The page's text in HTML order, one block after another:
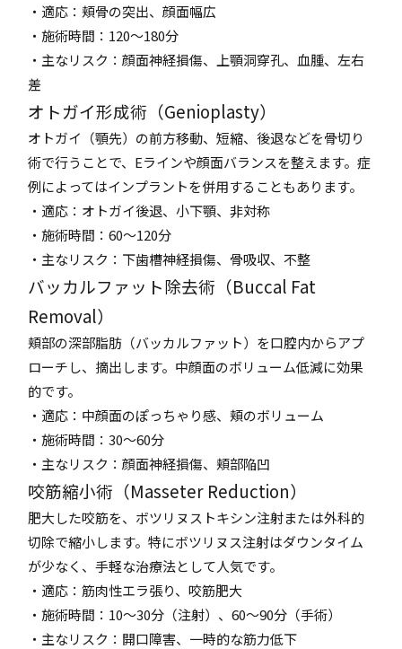
・適応：頬骨の突出、顔面幅広
・施術時間：120～180分
・主なリスク：顔面神経損傷、上顎洞穿孔、血腫、左右
差
オトガイ形成術（Genioplasty）
オトガイ（顎先）の前方移動、短縮、後退などを骨切り
術で行うことで、Eラインや顔面バランスを整えます。症
例によってはインプラントを併用することもあります。
・適応：オトガイ後退、小下顎、非対称
・施術時間：60～120分
・主なリスク：下歯槽神経損傷、骨吸収、不整
バッカルファット除去術（Buccal Fat
Removal）
頬部の深部脂肪（バッカルファット）を口腔内からアプ
ローチし、摘出します。中顔面のボリューム低減に効果
的です。
・適応：中顔面のぽっちゃり感、頬のボリューム
・施術時間：30～60分
・主なリスク：顔面神経損傷、頬部陥凹
咬筋縮小術（Masseter Reduction）
肥大した咬筋を、ボツリヌストキシン注射または外科的
切除で縮小します。特にボツリヌス注射はダウンタイム
が少なく、手軽な治療法として人気です。
・適応：筋肉性エラ張り、咬筋肥大
・施術時間：10～30分（注射）、60～90分（手術）
・主なリスク：開口障害、一時的な筋力低下